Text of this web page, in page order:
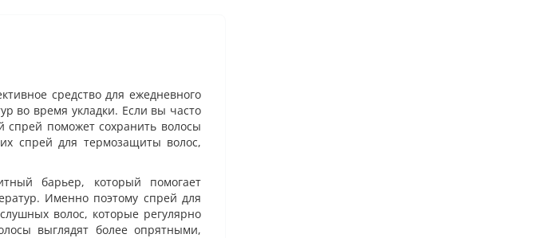
средство для ежедневного
во время укладки. Если вы часто
поможет сохранить волосы
спрей для термозащиты волос,
барьер, который помогает
Именно поэтому спрей для
волос, которые регулярно
выглядят более опрятными,